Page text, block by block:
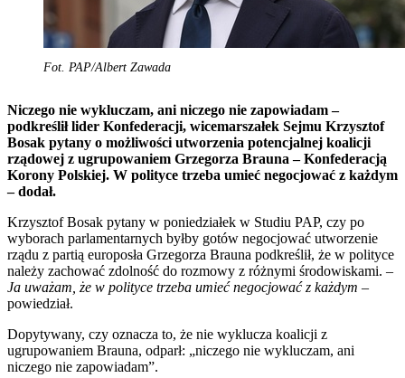
Fot. PAP/Albert Zawada
Niczego nie wykluczam, ani niczego nie zapowiadam –
podkreślił lider Konfederacji, wicemarszałek Sejmu Krzysztof
Bosak pytany o możliwości utworzenia potencjalnej koalicji
rządowej z ugrupowaniem Grzegorza Brauna – Konfederacją
Korony Polskiej. W polityce trzeba umieć negocjować z każdym
– dodał.
Krzysztof Bosak pytany w poniedziałek w Studiu PAP, czy po
wyborach parlamentarnych byłby gotów negocjować utworzenie
rządu z partią europosła Grzegorza Brauna podkreślił, że w polityce
należy zachować zdolność do rozmowy z różnymi środowiskami. –
Ja uważam, że w polityce trzeba umieć negocjować z każdym –
powiedział.
Dopytywany, czy oznacza to, że nie wyklucza koalicji z
ugrupowaniem Brauna, odparł: „niczego nie wykluczam, ani
niczego nie zapowiadam”.